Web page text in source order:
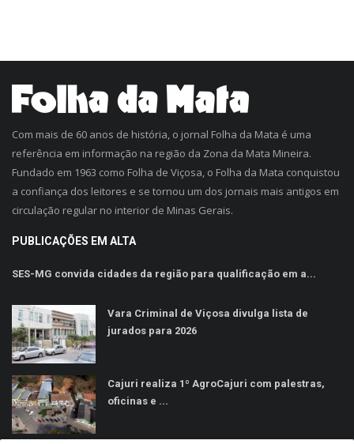
Com mais de 60 anos de história, o jornal Folha da Mata é uma
referência em informação na região da Zona da Mata Mineira.
Fundado em 1963 como Folha de Viçosa, o Folha da Mata conquistou
a confiança dos leitores e se tornou um dos jornais mais antigos em
circulação regular no interior de Minas Gerais.
PUBLICAÇÕES EM ALTA
SES-MG convida cidades da região para qualificação em a...
Vara Criminal de Viçosa divulga lista de
jurados para 2026
Cajuri realiza 1º AgroCajuri com palestras,
oficinas e ...